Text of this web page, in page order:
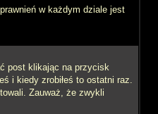
w każdym dziale jest
post klikając na przycisk
i kiedy zrobiłeś to ostatni raz.
Zauważ, że zwykli